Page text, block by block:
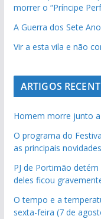
morrer o “Príncipe
A Guerra dos Sete
Vir a esta vila e não
ARTIGOS
Homem morre junto
O programa do
as principais
PJ de Portimão
deles ficou
O tempo e a
sexta-feira (7 de